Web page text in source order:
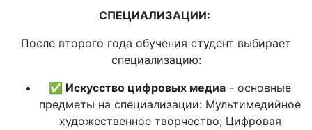
СПЕЦИАЛИЗАЦИИ:
После второго года обучения студент выбирает
специализацию:
✅ Искусство цифровых медиа - основные
предметы на специализации: Мультимедийное
художественное творчество; Цифровая